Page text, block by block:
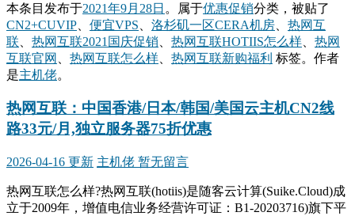
本条目发布于2021年9月28日 。属于优惠促销分类，被贴了
CN2+CUVIP
便宜VPS 洛杉矶一区CERA机房
热网互
联
热网互联2021国庆促销 热网互联HOTIIS怎么样
热网
互联官网
热网互联怎么样 热网互联新购福利 标签。 作者
是主机佬。
热网互联：中国香港/日本/韩国/美国云主机CN2线
路33元/月,独立服务器75折优惠
2026-04-16 更新 主机佬 暂无留言
热网互联怎么样?热网互联(hotiis)是随客云计算(Suike.Cloud)成
立于2009年，增值电信业务经营许可证：B1-20203716)旗下平